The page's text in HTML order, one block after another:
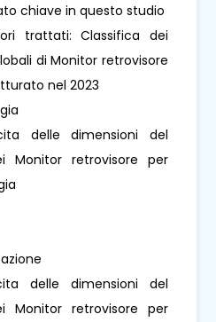
chiave in questo studio
trattati: Classifica dei
di Monitor retrovisore
nel 2023
delle dimensioni del
Monitor retrovisore per
delle dimensioni del
Monitor retrovisore per